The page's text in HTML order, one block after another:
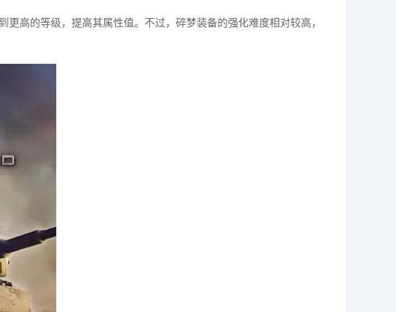
高的等级，提高其属性值。不过，碎梦装备的强化难度相对较高，